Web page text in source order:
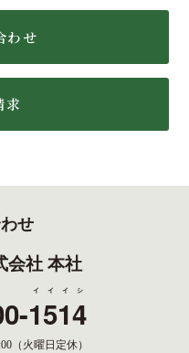
わせ
求
せ
神奈川石材株式会社 本社
1514
イイイシ
（火曜日定休）